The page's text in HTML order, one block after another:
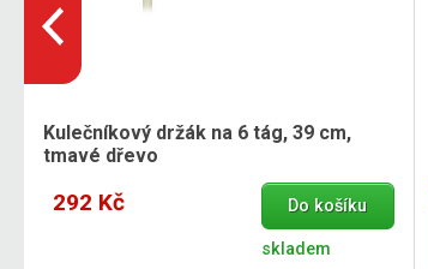
Kulečníkový držák na 6 tág, 39 cm,
tmavé dřevo
292 Kč Do košíku
skladem